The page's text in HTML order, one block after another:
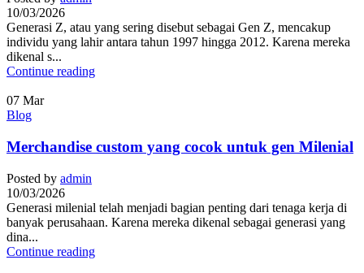
10/03/2026
Generasi Z, atau yang sering disebut sebagai Gen Z, mencakup
individu yang lahir antara tahun 1997 hingga 2012. Karena mereka
dikenal s...
Continue reading
07 Mar
Blog
Merchandise custom yang cocok untuk gen Milenial
Posted by admin
10/03/2026
Generasi milenial telah menjadi bagian penting dari tenaga kerja di
banyak perusahaan. Karena mereka dikenal sebagai generasi yang
dina...
Continue reading